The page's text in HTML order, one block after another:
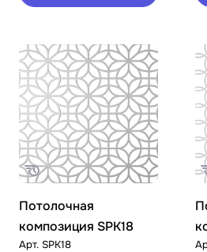
Потолочная
композиция SPK18
Арт. SPK18